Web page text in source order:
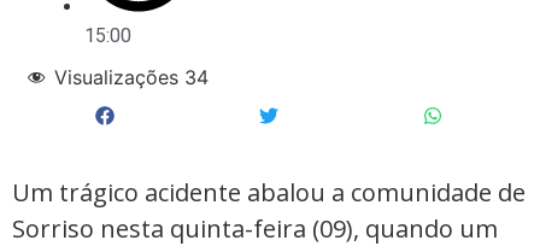
15:00
Visualizações 34
Um trágico acidente abalou a comunidade de
Sorriso nesta quinta-feira (09), quando um